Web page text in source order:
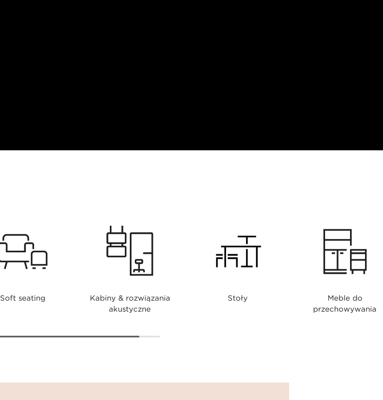
Soft seating
Kabiny & rozwiązania
akustyczne
Stoły
Meble do
przechowywania